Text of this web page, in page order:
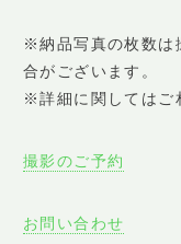
※納品写真の枚数は
合がございます。
※詳細に関してはご
撮影のご予約
お問い合わせ